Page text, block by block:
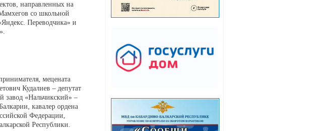
направленных на
со школьной
Переводчика» и
мецената
Кудалиев – депутат
завод «Нальчикский» –
кавалер ордена
Федерации,
Республики.